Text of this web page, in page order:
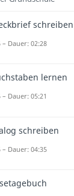
zur
(01:20)
Lass dich von
zum
aber der
ein Narr ist.”
William
schreiben
– Dauer: 02:28
lernen
– Dauer: 05:21
schreiben
– Dauer: 04:35